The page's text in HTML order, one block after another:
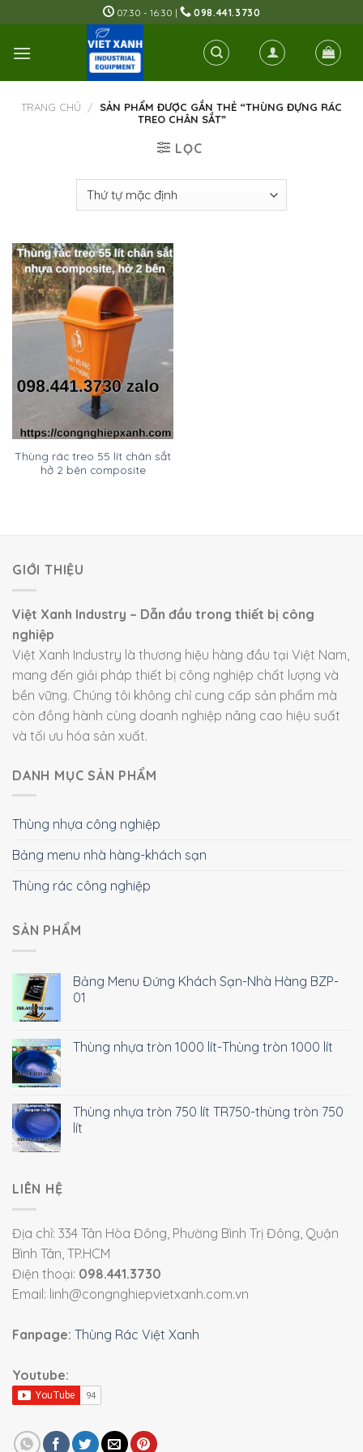
to
content
07:30 - 16:30 | 098.441.3730
TRANG CHỦ / SẢN PHẨM ĐƯỢC GẮN THẺ “THÙNG ĐỰNG RÁC
TREO CHÂN SẮT”
LỌC
Thùng rác treo 55 lít chân sắt
hở 2 bên composite
GIỚI THIỆU
Việt Xanh Industry – Dẫn đầu trong thiết bị công
nghiệp
Việt Xanh Industry là thương hiệu hàng đầu tại Việt Nam,
mang đến giải pháp thiết bị công nghiệp chất lượng và
bền vững. Chúng tôi không chỉ cung cấp sản phẩm mà
còn đồng hành cùng doanh nghiệp nâng cao hiệu suất
và tối ưu hóa sản xuất.
DANH MỤC SẢN PHẨM
Thùng nhựa công nghiệp
Bảng menu nhà hàng-khách sạn
Thùng rác công nghiệp
SẢN PHẨM
Bảng Menu Đứng Khách Sạn-Nhà Hàng BZP-
01
Thùng nhựa tròn 1000 lít-Thùng tròn 1000 lít
Thùng nhựa tròn 750 lít TR750-thùng tròn 750
lít
LIÊN HỆ
Địa chỉ: 334 Tân Hòa Đông, Phường Bình Trị Đông, Quận
Bình Tân, TP.HCM
Điện thoại: 098.441.3730
Email: linh@congnghiepvietxanh.com.vn
Fanpage: Thùng Rác Việt Xanh
Youtube: